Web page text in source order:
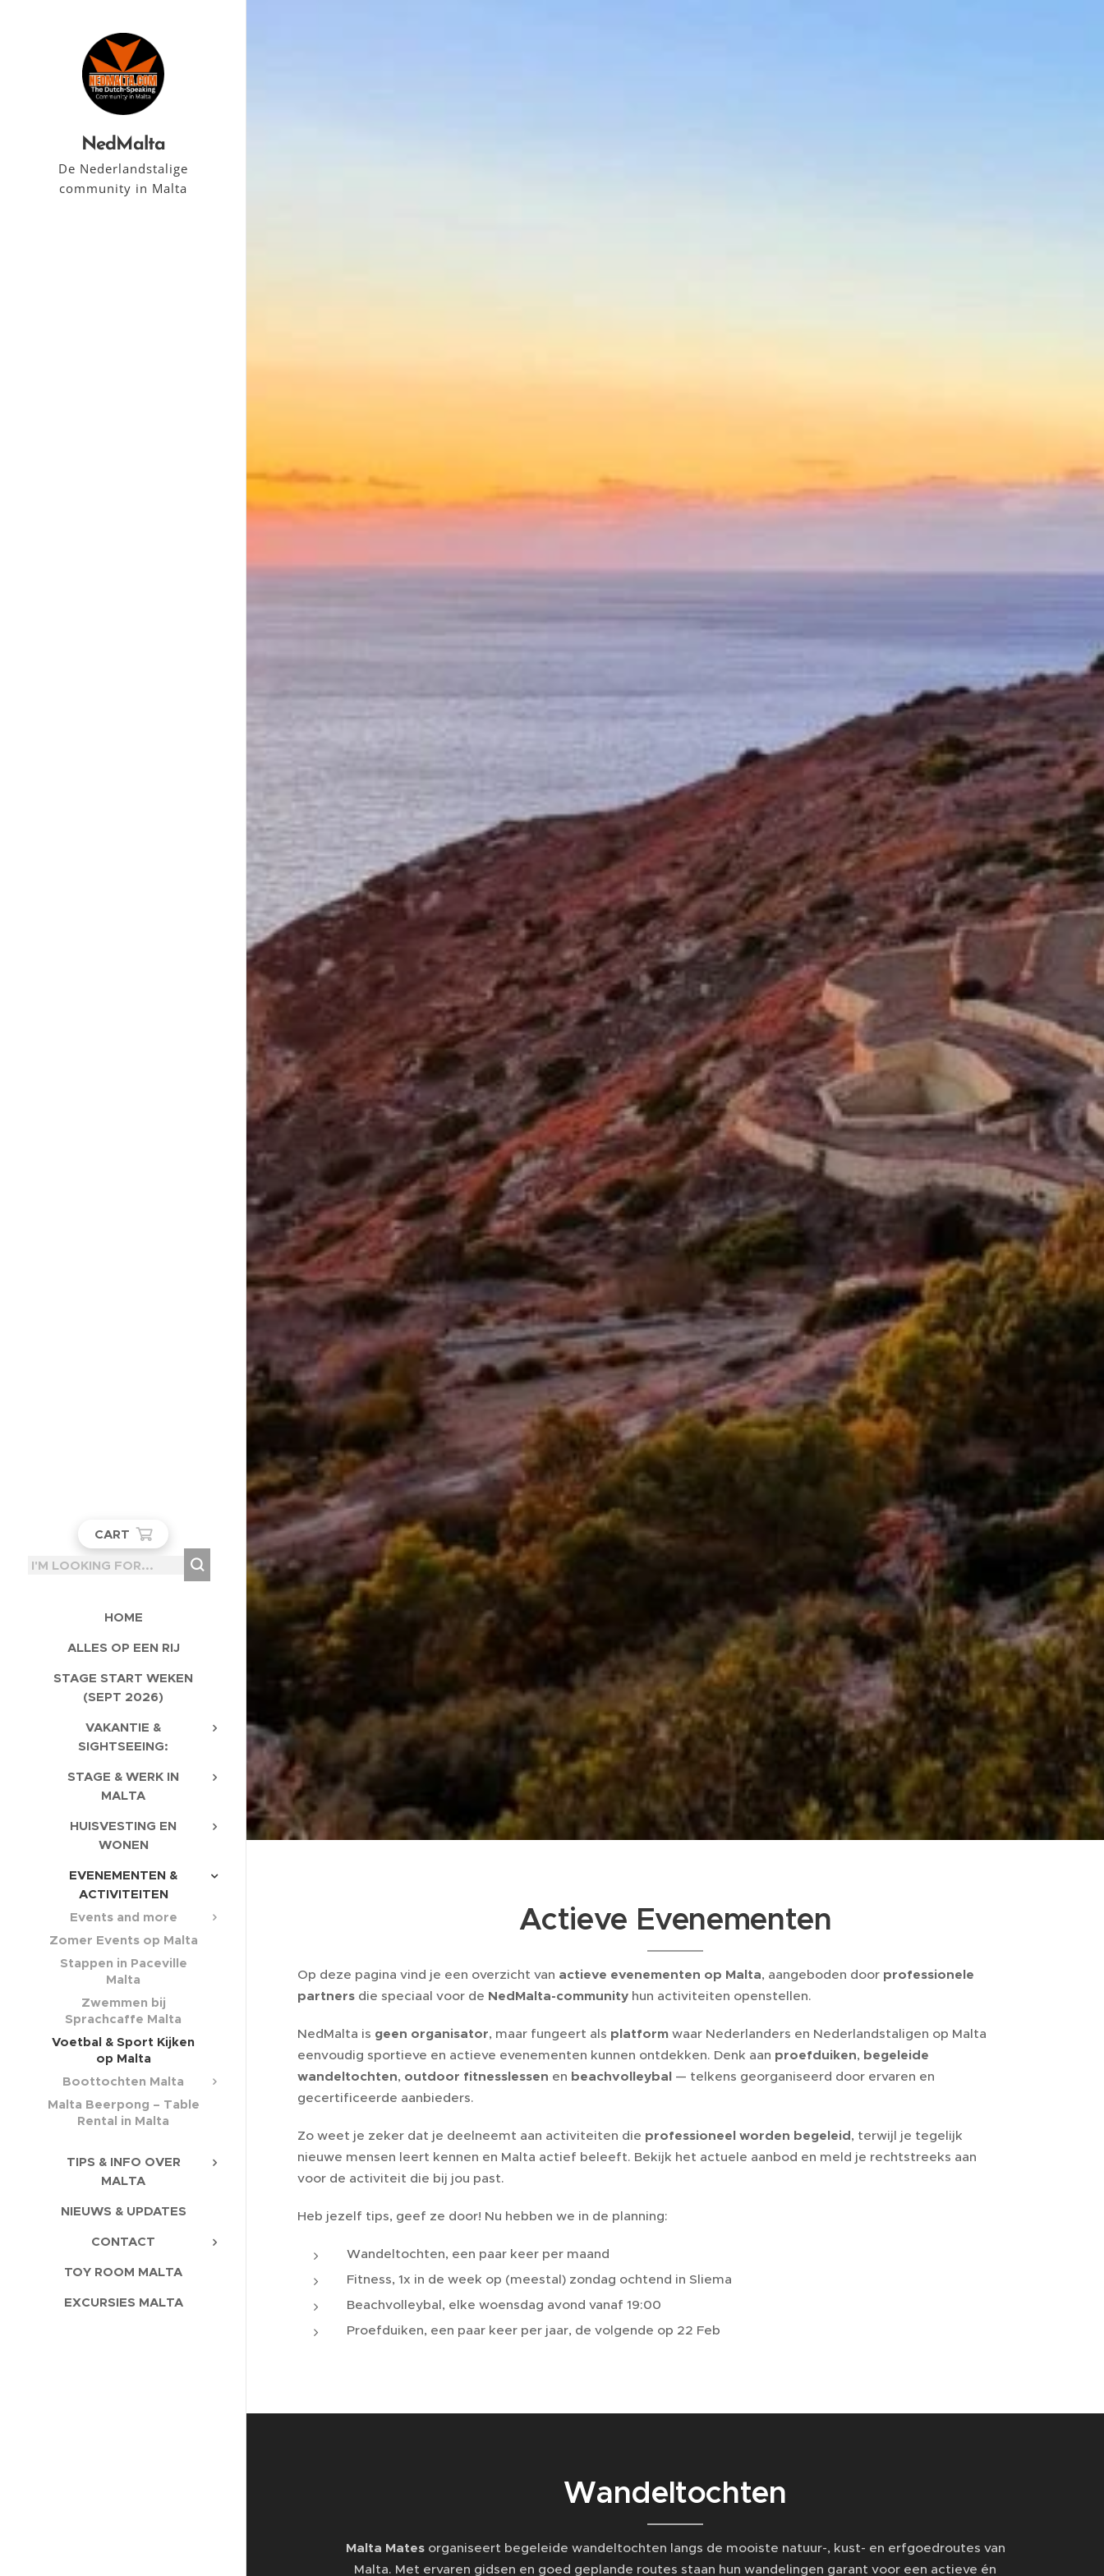
NedMalta
De Nederlandstalige
community in Malta
CART
HOME
ALLES OP EEN RIJ
STAGE START WEKEN
(SEPT 2026)
VAKANTIE &
SIGHTSEEING:
STAGE & WERK IN
MALTA
HUISVESTING EN
WONEN
EVENEMENTEN &
ACTIVITEITEN
Events and more
Zomer Events op Malta
Stappen in Paceville
Malta
Zwemmen bij
Sprachcaffe Malta
Voetbal & Sport Kijken
op Malta
Boottochten Malta
Malta Beerpong – Table
Rental in Malta
TIPS & INFO OVER
MALTA
NIEUWS & UPDATES
CONTACT
TOY ROOM MALTA
EXCURSIES MALTA
Actieve Evenementen
Op deze pagina vind je een overzicht van actieve evenementen op Malta, aangeboden door professionele
partners die speciaal voor de NedMalta-community hun activiteiten openstellen.
NedMalta is geen organisator, maar fungeert als platform waar Nederlanders en Nederlandstaligen op Malta
eenvoudig sportieve en actieve evenementen kunnen ontdekken. Denk aan proefduiken, begeleide
wandeltochten, outdoor fitnesslessen en beachvolleybal — telkens georganiseerd door ervaren en
gecertificeerde aanbieders.
Zo weet je zeker dat je deelneemt aan activiteiten die professioneel worden begeleid, terwijl je tegelijk
nieuwe mensen leert kennen en Malta actief beleeft. Bekijk het actuele aanbod en meld je rechtstreeks aan
voor de activiteit die bij jou past.
Heb jezelf tips, geef ze door! Nu hebben we in de planning:
Wandeltochten, een paar keer per maand
Fitness, 1x in de week op (meestal) zondag ochtend in Sliema
Beachvolleybal, elke woensdag avond vanaf 19:00
Proefduiken, een paar keer per jaar, de volgende op 22 Feb
Wandeltochten
Malta Matesorganiseert begeleide wandeltochten langs de mooiste natuur-, kust- en erfgoedroutes van
Malta. Met ervaren gidsen en goed geplande routes staan hun wandelingen garant voor een actieve én